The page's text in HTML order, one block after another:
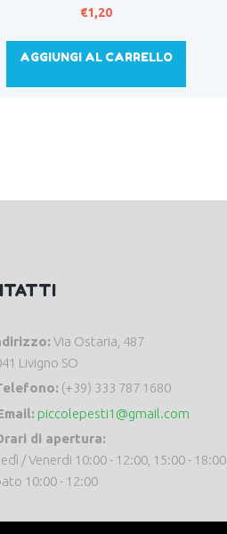
€1,20
AGGIUNGI AL CARRELLO
Via Ostaria, 487
Livigno SO
(+39) 333 787 1680
piccolepesti1@gmail.com
di apertura:
/ Venerdi 10:00 - 12:00, 15:00 - 18:00
10:00 - 12:00